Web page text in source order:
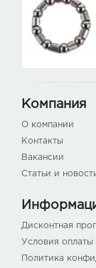
Компания
О компании
Контакты
Вакансии
Статьи и
Дисконтная
Условия оплаты
Политика